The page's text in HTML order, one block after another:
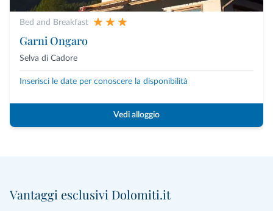
Bed and Breakfast
Garni Ongaro
Selva di Cadore
Inserisci le date per conoscere la disponibilità
Vedi alloggio
Vantaggi esclusivi Dolomiti.it